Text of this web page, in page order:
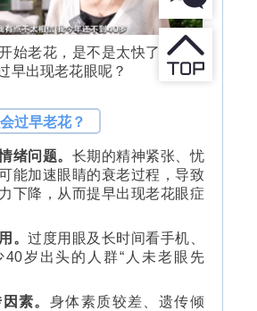
始老花，是不是太快了呢？！
早出现老花眼呢？
过早老花？
绪问题。 长期的精神紧张、忧
能加速眼睛的衰老过程，导致
下降，从而提早出现老花眼症
。过度用眼及长时间看手机、
40岁出头的人群“人未老眼先
素。 身体素质较差、遗传倾